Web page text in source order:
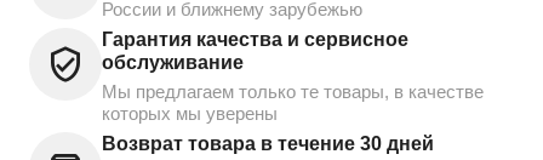
России и ближнему зарубежью
Гарантия качества и сервисное
обслуживание
Мы предлагаем только те товары, в качестве
которых мы уверены
Возврат товара в течение 30 дней